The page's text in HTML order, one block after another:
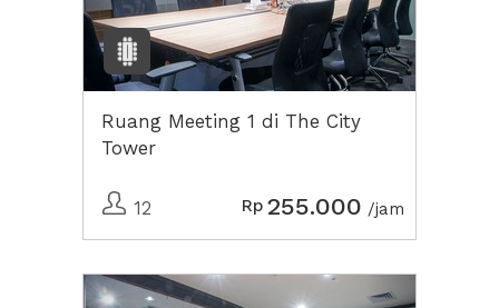
Ruang Meeting 1 di The City
Tower
12 Rp 255.000 /jam
Previous Next2